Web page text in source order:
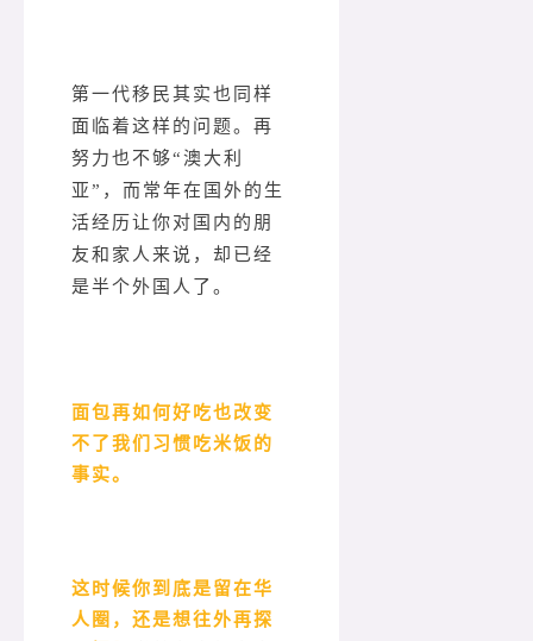
第一代移民其实也同样
面临着这样的问题。再
努力也不够“澳大利
亚”，而常年在国外的生
活经历让你对国内的朋
友和家人来说，却已经
是半个外国人了。
面包再如何好吃也改变
不了我们习惯吃米饭的
事实。
这时候你到底是留在华
人圈，还是想往外再探